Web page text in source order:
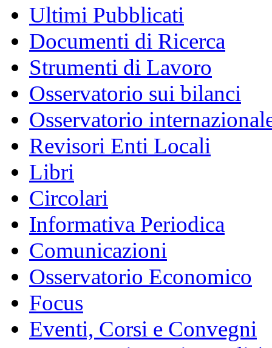
Ultimi Pubblicati
Documenti di Ricerca
Strumenti di Lavoro
Osservatorio sui bilanci
Osservatorio
Revisori Enti Locali
Libri
Circolari
Informativa Periodica
Comunicazioni
Osservatorio Economico
Focus
Eventi, Corsi e Convegni